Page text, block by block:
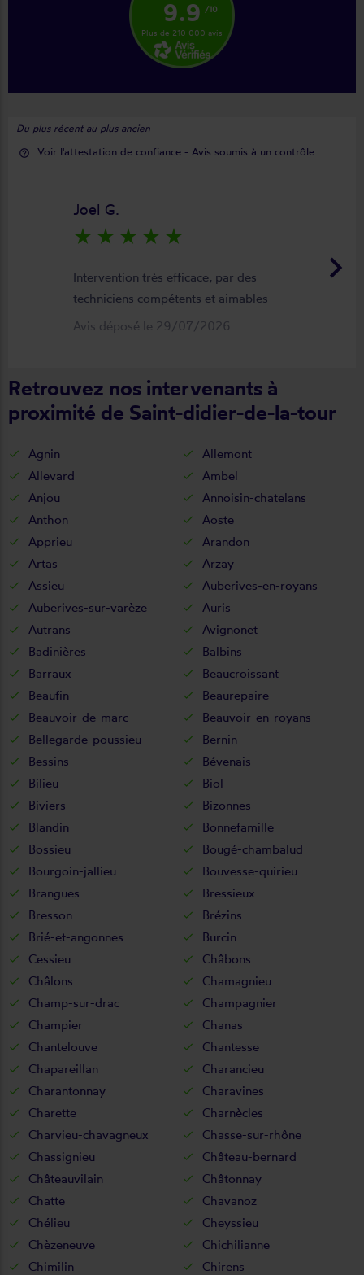
9.9 /10
Plus de 210 000 avis
Du plus récent au plus ancien
help_outline Voir l'attestation de confiance - Avis soumis à un contrôle
keyboard_arrow_right
Joel G.
star_rate star_rate star_rate star_rate star_rate
Intervention très efficace, par des
techniciens compétents et aimables
Avis déposé le 29/07/2026
Retrouvez nos intervenants à
proximité de Saint-didier-de-la-tour
Agnin
Allemont
Allevard
Ambel
Anjou
Annoisin-chatelans
Anthon
Aoste
Apprieu
Arandon
Artas
Arzay
Assieu
Auberives-en-royans
Auberives-sur-varèze
Auris
Autrans
Avignonet
Badinières
Balbins
Barraux
Beaucroissant
Beaufin
Beaurepaire
Beauvoir-de-marc
Beauvoir-en-royans
Bellegarde-poussieu
Bernin
Bessins
Bévenais
Bilieu
Biol
Biviers
Bizonnes
Blandin
Bonnefamille
Bossieu
Bougé-chambalud
Bourgoin-jallieu
Bouvesse-quirieu
Brangues
Bressieux
Bresson
Brézins
Brié-et-angonnes
Burcin
Cessieu
Châbons
Châlons
Chamagnieu
Champ-sur-drac
Champagnier
Champier
Chanas
Chantelouve
Chantesse
Chapareillan
Charancieu
Charantonnay
Charavines
Charette
Charnècles
Charvieu-chavagneux
Chasse-sur-rhône
Chassignieu
Château-bernard
Châteauvilain
Châtonnay
Chatte
Chavanoz
Chélieu
Cheyssieu
Chèzeneuve
Chichilianne
Chimilin
Chirens